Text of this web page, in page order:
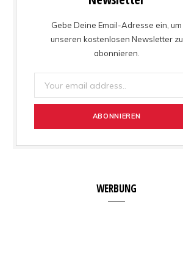
Gebe Deine Email-Adresse ein, um
unseren kostenlosen Newsletter zu
abonnieren.
WERBUNG